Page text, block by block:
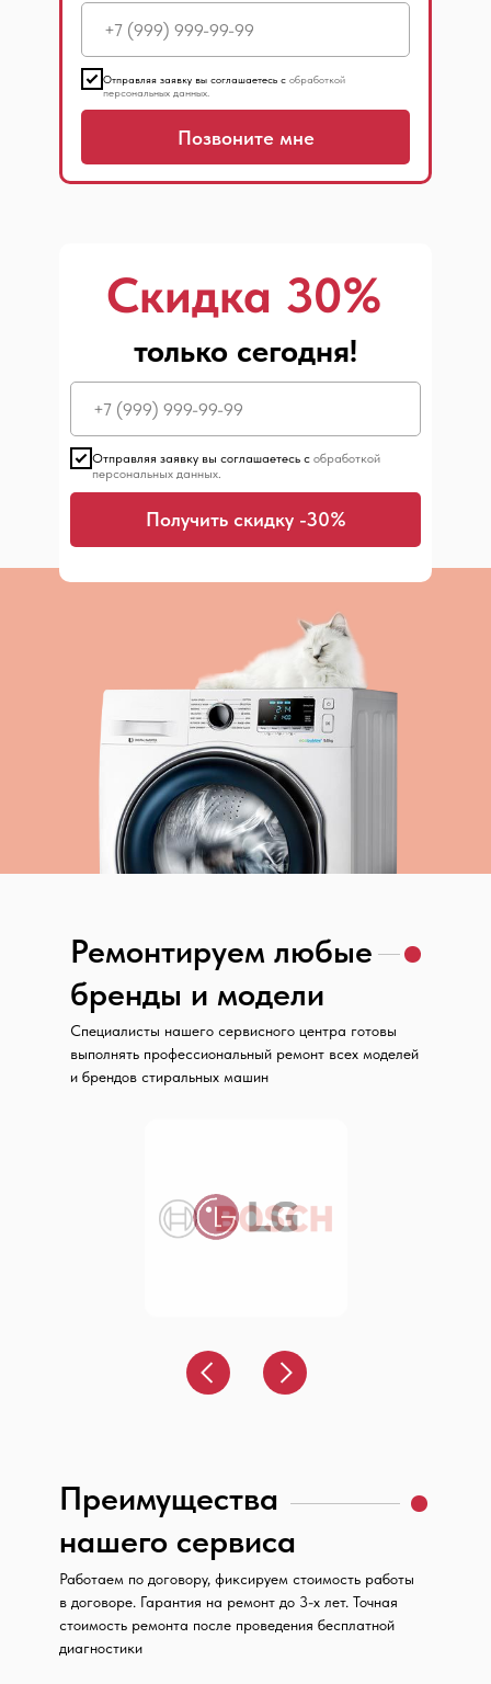
Отправляя заявку вы соглашаетесь с обработкой
персональных данных.
Позвоните мне
только сегодня!
Отправляя заявку вы соглашаетесь с обработкой
персональных данных.
Получить скидку -30%
Скидка 30%
Ремонтируем любые
бренды и модели
Специалисты нашего сервисного центра готовы
выполнять профессиональный ремонт всех моделей
и брендов стиральных машин
Преимущества
нашего сервиса
Работаем по договору, фиксируем стоимость работы
в договоре. Гарантия на ремонт до 3-х лет. Точная
стоимость ремонта после проведения бесплатной
диагностики